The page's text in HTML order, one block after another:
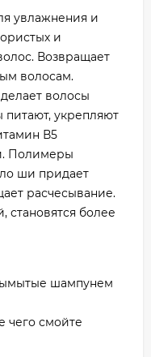
увлажнения и
и
Возвращает
волосам.
волосы
укрепляют
В5
Полимеры
ши придает
расчесывание.
становятся более
шампунем
чего смойте